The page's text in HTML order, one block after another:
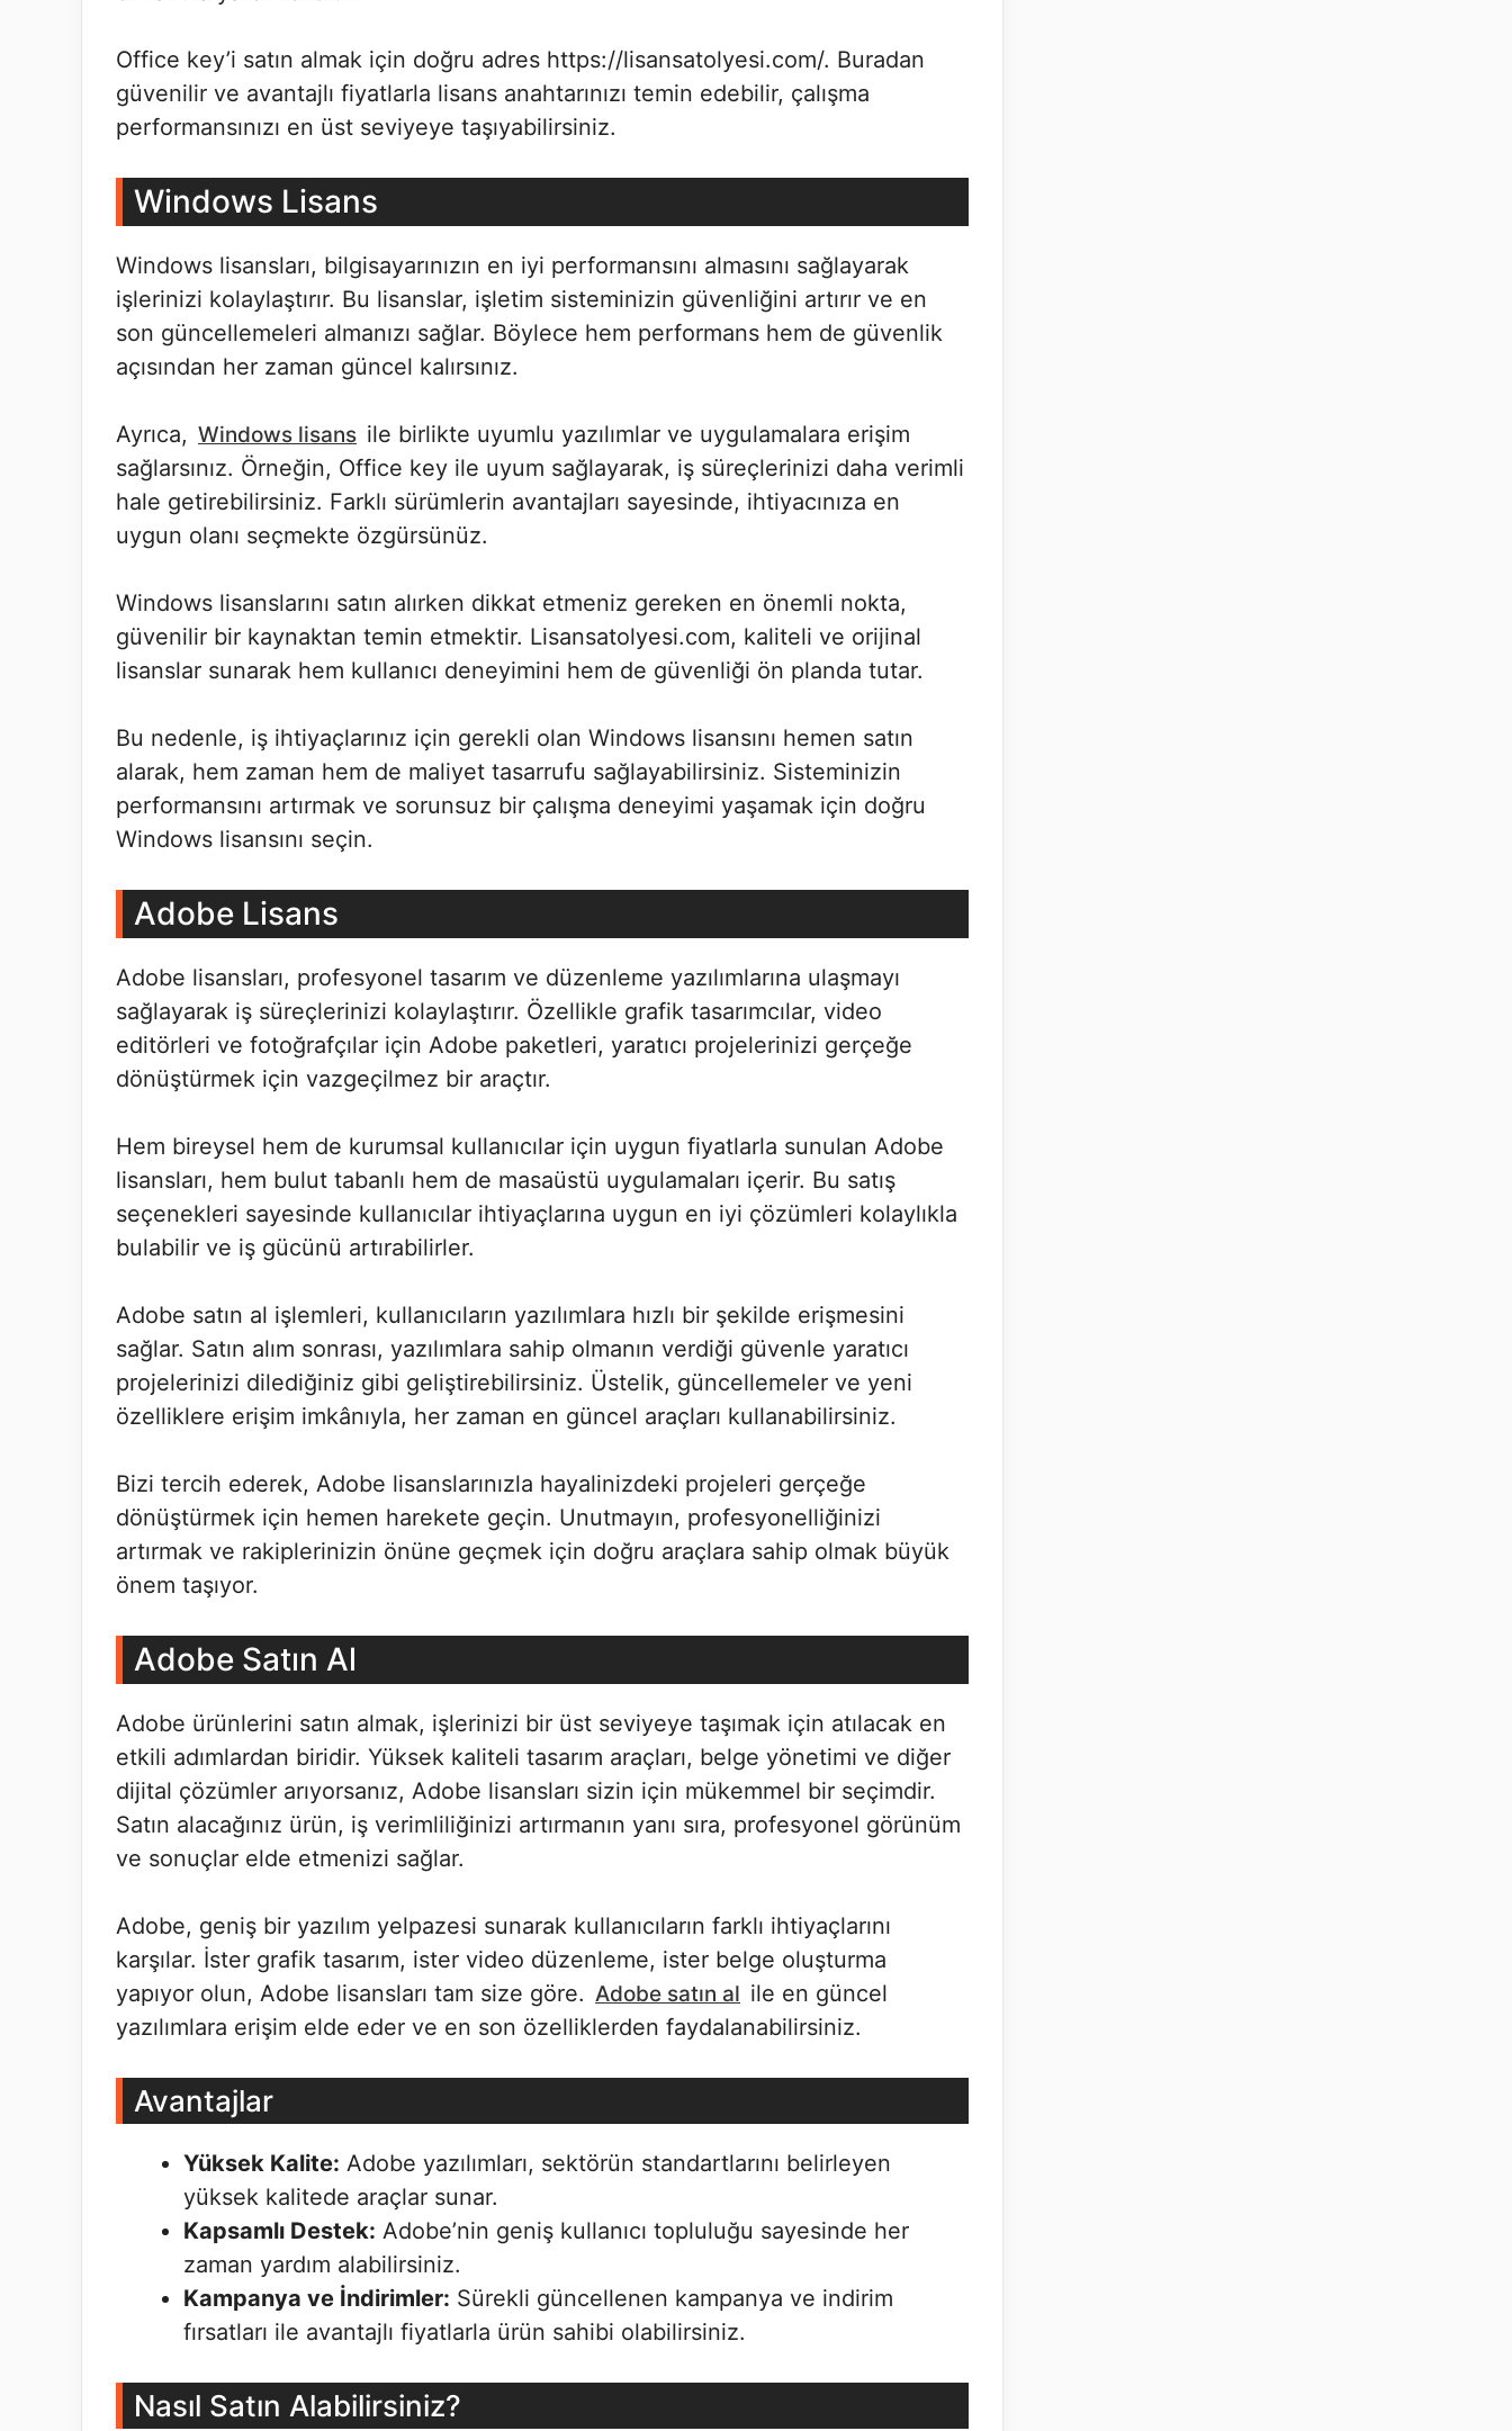
Office key’i satın almak için doğru adres https://lisansatolyesi.com/. Buradan
güvenilir ve avantajlı fiyatlarla lisans anahtarınızı temin edebilir, çalışma
performansınızı en üst seviyeye taşıyabilirsiniz.
Windows Lisans
Windows lisansları, bilgisayarınızın en iyi performansını almasını sağlayarak
işlerinizi kolaylaştırır. Bu lisanslar, işletim sisteminizin güvenliğini artırır ve en
son güncellemeleri almanızı sağlar. Böylece hem performans hem de güvenlik
açısından her zaman güncel kalırsınız.
Ayrıca, Windows lisans ile birlikte uyumlu yazılımlar ve uygulamalara erişim
sağlarsınız. Örneğin, Office key ile uyum sağlayarak, iş süreçlerinizi daha verimli
hale getirebilirsiniz. Farklı sürümlerin avantajları sayesinde, ihtiyacınıza en
uygun olanı seçmekte özgürsünüz.
Windows lisanslarını satın alırken dikkat etmeniz gereken en önemli nokta,
güvenilir bir kaynaktan temin etmektir. Lisansatolyesi.com, kaliteli ve orijinal
lisanslar sunarak hem kullanıcı deneyimini hem de güvenliği ön planda tutar.
Bu nedenle, iş ihtiyaçlarınız için gerekli olan Windows lisansını hemen satın
alarak, hem zaman hem de maliyet tasarrufu sağlayabilirsiniz. Sisteminizin
performansını artırmak ve sorunsuz bir çalışma deneyimi yaşamak için doğru
Windows lisansını seçin.
Adobe Lisans
Adobe lisansları, profesyonel tasarım ve düzenleme yazılımlarına ulaşmayı
sağlayarak iş süreçlerinizi kolaylaştırır. Özellikle grafik tasarımcılar, video
editörleri ve fotoğrafçılar için Adobe paketleri, yaratıcı projelerinizi gerçeğe
dönüştürmek için vazgeçilmez bir araçtır.
Hem bireysel hem de kurumsal kullanıcılar için uygun fiyatlarla sunulan Adobe
lisansları, hem bulut tabanlı hem de masaüstü uygulamaları içerir. Bu satış
seçenekleri sayesinde kullanıcılar ihtiyaçlarına uygun en iyi çözümleri kolaylıkla
bulabilir ve iş gücünü artırabilirler.
Adobe satın al işlemleri, kullanıcıların yazılımlara hızlı bir şekilde erişmesini
sağlar. Satın alım sonrası, yazılımlara sahip olmanın verdiği güvenle yaratıcı
projelerinizi dilediğiniz gibi geliştirebilirsiniz. Üstelik, güncellemeler ve yeni
özelliklere erişim imkânıyla, her zaman en güncel araçları kullanabilirsiniz.
Bizi tercih ederek, Adobe lisanslarınızla hayalinizdeki projeleri gerçeğe
dönüştürmek için hemen harekete geçin. Unutmayın, profesyonelliğinizi
artırmak ve rakiplerinizin önüne geçmek için doğru araçlara sahip olmak büyük
önem taşıyor.
Adobe Satın Al
Adobe ürünlerini satın almak, işlerinizi bir üst seviyeye taşımak için atılacak en
etkili adımlardan biridir. Yüksek kaliteli tasarım araçları, belge yönetimi ve diğer
dijital çözümler arıyorsanız, Adobe lisansları sizin için mükemmel bir seçimdir.
Satın alacağınız ürün, iş verimliliğinizi artırmanın yanı sıra, profesyonel görünüm
ve sonuçlar elde etmenizi sağlar.
Adobe, geniş bir yazılım yelpazesi sunarak kullanıcıların farklı ihtiyaçlarını
karşılar. İster grafik tasarım, ister video düzenleme, ister belge oluşturma
yapıyor olun, Adobe lisansları tam size göre. Adobe satın al ile en güncel
yazılımlara erişim elde eder ve en son özelliklerden faydalanabilirsiniz.
Avantajlar
Yüksek Kalite: Adobe yazılımları, sektörün standartlarını belirleyen
yüksek kalitede araçlar sunar.
Kapsamlı Destek: Adobe’nin geniş kullanıcı topluluğu sayesinde her
zaman yardım alabilirsiniz.
Kampanya ve İndirimler: Sürekli güncellenen kampanya ve indirim
fırsatları ile avantajlı fiyatlarla ürün sahibi olabilirsiniz.
Nasıl Satın Alabilirsiniz?